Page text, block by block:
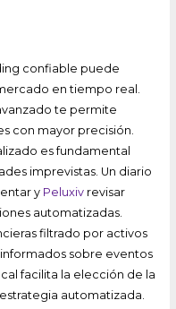
confiable puede
en tiempo real.
te permite
con mayor precisión.
es fundamental
imprevistas. Un diario
y Peluxivrevisar
automatizadas.
filtrado por activos
sobre eventos
facilita la elección de la
automatizada.